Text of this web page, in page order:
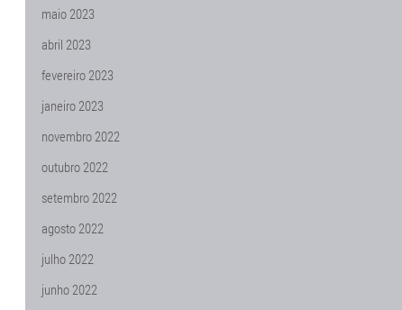
maio 2023
abril 2023
fevereiro 2023
janeiro 2023
novembro 2022
outubro 2022
setembro 2022
agosto 2022
julho 2022
junho 2022